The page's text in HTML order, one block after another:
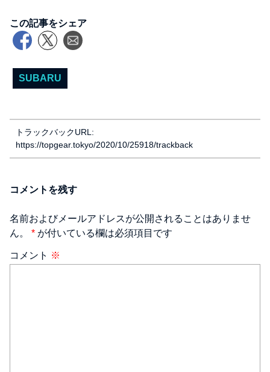
この記事をシェア
SUBARU
トラックバックURL:
https://topgear.tokyo/2020/10/25918/trackback
コメントを残す
名前およびメールアドレスが公開されることはありませ
ん。 * が付いている欄は必須項目です
コメント ※